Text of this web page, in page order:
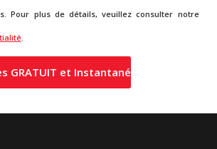
Pour plus de détails, veuillez consulter notre
.